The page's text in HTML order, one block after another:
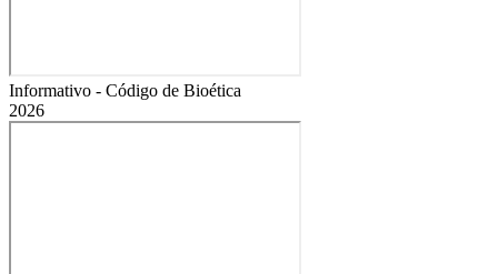
Informativo - Código de Bioética
2026